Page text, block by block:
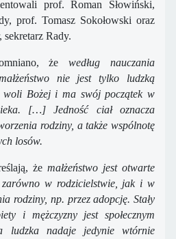
prof. Roman Słowiński,
prof. Tomasz Sokołowski oraz
sekretarz Rady.
żewedług nauczania
nie jest tylko ludzką
woli Bożej i ma swój początek w
[…] Jedność ciał oznacza
rodziny, a także wspólnotę
losów.
że małżeństwo jest otwarte
w rodzicielstwie, jak i w
rodziny, np. przez adopcję. Stały
i mężczyzny jest społecznym
ludzka nadaje jedynie wtórnie